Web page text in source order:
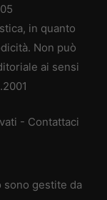
in quanto
Non può
ai sensi
- Contattaci
sono gestite da